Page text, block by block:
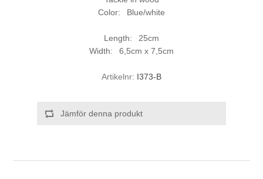
Color: Blue/white
Length: 25cm
Width: 6,5cm x 7,5cm
Artikelnr: I373-B
Jämför denna produkt